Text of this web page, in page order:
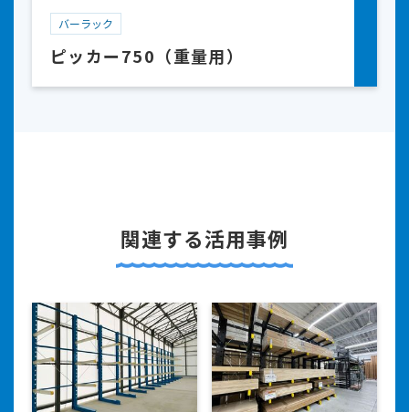
バーラック
ピッカー750（重量用）
関連する活用事例